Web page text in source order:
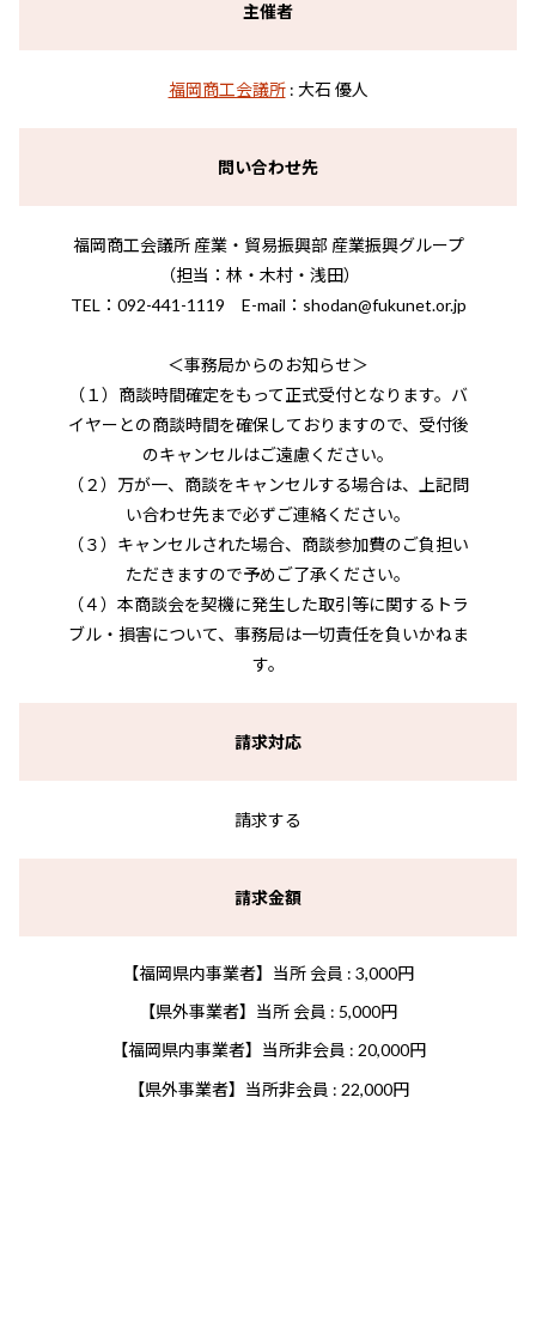
主催者
福岡商工会議所: 大石 優人
問い合わせ先
福岡商工会議所 産業・貿易振興部 産業振興グループ
（担当：林・木村・浅田）
TEL：092-441-1119 E-mail：shodan@fukunet.or.jp
＜事務局からのお知らせ＞
（１）商談時間確定をもって正式受付となります。バ
イヤーとの商談時間を確保しておりますので、受付後
のキャンセルはご遠慮ください。
（２）万が一、商談をキャンセルする場合は、上記問
い合わせ先まで必ずご連絡ください。
（３）キャンセルされた場合、商談参加費のご負担い
ただきますので予めご了承ください。
（４）本商談会を契機に発生した取引等に関するトラ
ブル・損害について、事務局は一切責任を負いかねま
す。
請求対応
請求する
請求金額
【福岡県内事業者】当所 会員 : 3,000円
【県外事業者】当所 会員 : 5,000円
【福岡県内事業者】当所非会員 : 20,000円
【県外事業者】当所非会員 : 22,000円